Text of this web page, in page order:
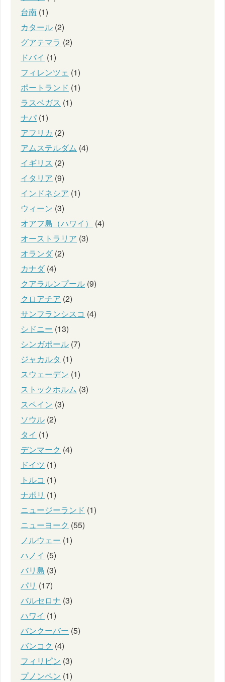
台南 (1)
カタール (2)
グアテマラ (2)
ドバイ (1)
フィレンツェ (1)
ポートランド (1)
ラスベガス (1)
ナパ (1)
アフリカ (2)
アムステルダム (4)
イギリス (2)
イタリア (9)
インドネシア (1)
ウィーン (3)
オアフ島（ハワイ）
(4)
オーストラリア (3)
オランダ(2)
カナダ(4)
クアラルンプール (9)
クロアチア (2)
サンフランシスコ (4)
シドニー (13)
シンガポール (7)
ジャカルタ (1)
スウェーデン (1)
ストックホルム (3)
スペイン (3)
ソウル (2)
タイ (1)
デンマーク (4)
ドイツ (1)
トルコ (1)
ナポリ (1)
ニュージーランド (1)
ニューヨーク (55)
ノルウェー (1)
ハノイ (5)
バリ島 (3)
パリ (17)
バルセロナ (3)
ハワイ (1)
バンクーバー (5)
バンコク (4)
フィリピン (3)
プノンペン (1)